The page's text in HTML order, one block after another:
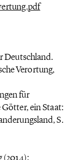
Deutschland.
Verortung,
für
ein Staat:
S.
(2014):